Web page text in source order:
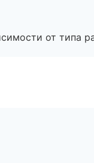
от типа